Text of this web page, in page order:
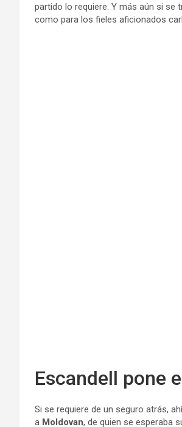
partido lo requiere. Y más aún si se
como para los fieles aficionados
Escandell pone
Si se requiere de un seguro atrás,
a Moldovan, de quien se esperaba